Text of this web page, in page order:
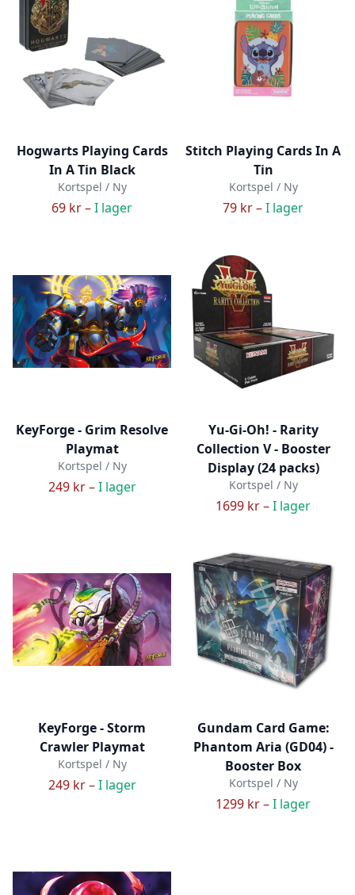
Hogwarts Playing Cards
In A Tin Black
Kortspel / Ny
69 kr –I lager
Stitch Playing Cards In A
Tin
Kortspel / Ny
79 kr –I lager
KeyForge - Grim Resolve
Playmat
Kortspel / Ny
249 kr –I lager
Yu-Gi-Oh! - Rarity
Collection V - Booster
Display (24 packs)
Kortspel / Ny
1699 kr –I lager
KeyForge - Storm
Crawler Playmat
Kortspel / Ny
249 kr –I lager
Gundam Card Game:
Phantom Aria (GD04) -
Booster Box
Kortspel / Ny
1299 kr –I lager